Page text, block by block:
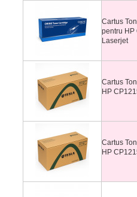
Cartus
pentru HP
Laserjet
Cartus
HP
Cartus
HP